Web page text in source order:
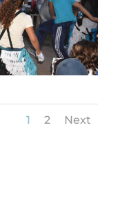
1 2 Next